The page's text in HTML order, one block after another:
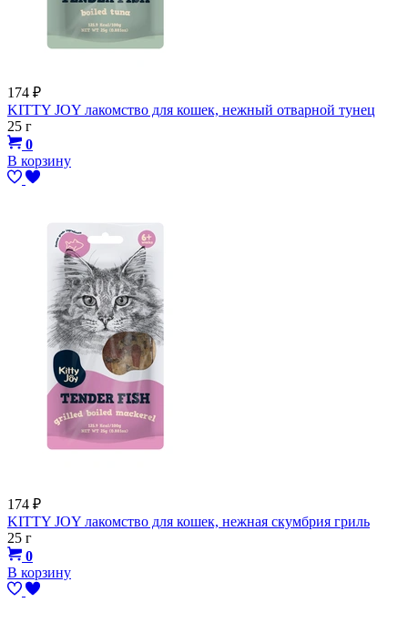
174 ₽
KITTY JOY лакомство для кошек, нежный отварной тунец
25 г
0
В корзину
174 ₽
KITTY JOY лакомство для кошек, нежная скумбрия гриль
25 г
0
В корзину